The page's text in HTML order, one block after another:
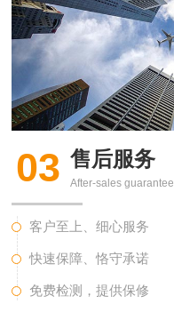
03 售后服务
After-sales guarantee
客户至上、细心服务
快速保障、恪守承诺
免费检测，提供保修